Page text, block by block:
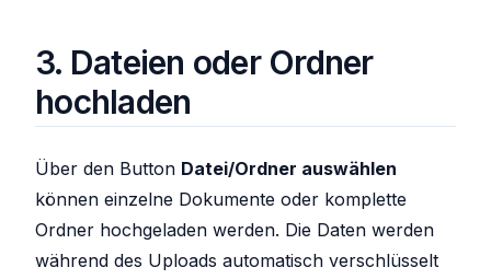
3. Dateien oder Ordner
hochladen
Über den Button Datei/Ordner auswählen
können einzelne Dokumente oder komplette
Ordner hochgeladen werden. Die Daten werden
während des Uploads automatisch verschlüsselt